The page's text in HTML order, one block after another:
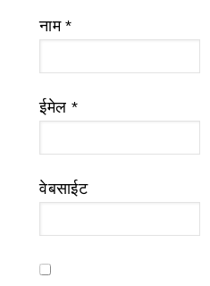
नाम*
ईमेल *
वेबसाईट